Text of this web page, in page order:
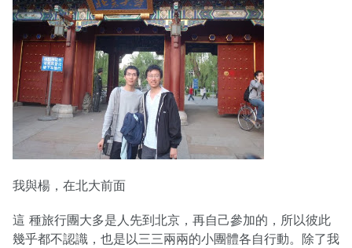
我與楊，在北大前面
這 種旅行團大多是人先到北京，再自己參加的，所以彼此
幾乎都不認識，也是以三三兩兩的小團體各自行動。除了我